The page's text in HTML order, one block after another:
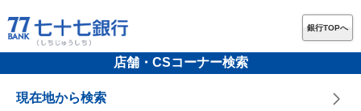
銀行TOPへ
店舗・CSコーナー検索
現在地から検索